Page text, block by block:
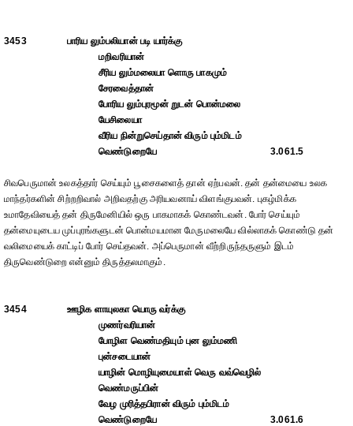
3453
பாரிய லும்பலியான் படி யார்க்கு
மறிவரியான்
சீரிய லும்மலையா ளொரு பாகமும்
சேரவைத்தான்
போரிய லும்புரமூன் றுடன் பொன்மலை
யேசிலையா
வீரிய நின்றுசெய்தான் விரும் பும்மிடம்
வெண்டுறையே
3.061.5
சிவபெருமான் உலகத்தார் செய்யும் பூசைகளைத் தான் ஏற்பவன். தன் தன்மையை உலக
மாந்தர்களின் சிற்றறிவால் அறிவதற்கு அரியவனாய் விளங்குபவன். புகழ்மிக்க
உமாதேவியைத் தன் திருமேனியில் ஒரு பாகமாகக் கொண்டவன். போர் செய்யும்
தன்மையுடைய முப்புரங்களுடன் பொன்மயமான மேருமலையே வில்லாகக் கொண்டு தன்
வலிமையைக் காட்டிப் போர் செய்தவன். அப்பெருமான் வீற்றிருந்தருளும் இடம்
திருவெண்டுறை என்னும் திருத்தலமாகும்.
3454
ஊழிக ளாயுலகா யொரு வர்க்கு
முணர்வரியான்
போழிள வெண்மதியும் புன லும்மணி
புன்சடையான்
யாழின் மொழியுமையாள் வெரு வவ்வெழில்
வெண்மருப்பின்
வேழ முரித்தபிரான் விரும் பும்மிடம்
வெண்டுறையே
3.061.6